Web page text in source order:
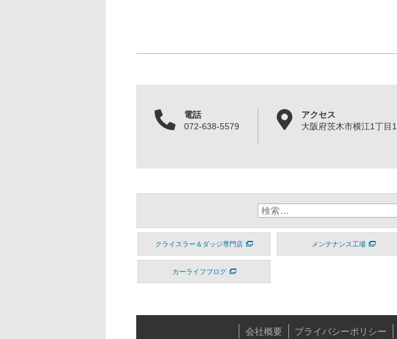
電話
072-638-5579
アクセス
大阪府茨木市横江1丁目
クライスラー＆ダッジ専門店 メンテナンス工場
カーライフブログ
会社概要 プライバシーポリシー